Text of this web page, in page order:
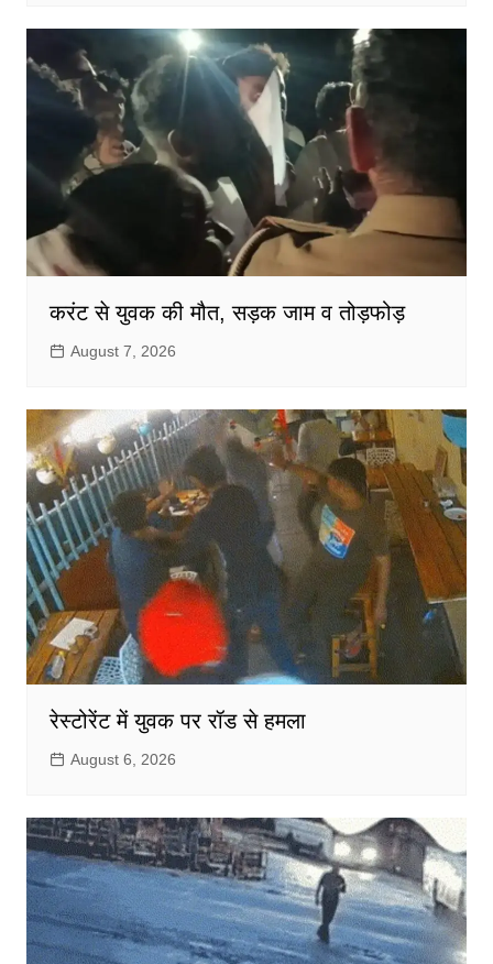
करंट से युवक की मौत, सड़क जाम व तोड़फोड़
August 7, 2026
रेस्टोरेंट में युवक पर रॉड से हमला
August 6, 2026